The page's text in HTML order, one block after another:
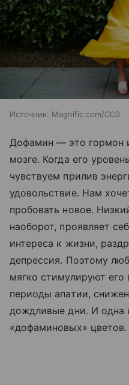
Источник: Magnific.com/CC0
Дофамин — это гормон
мозге. Когда его
чувствуем прилив
удовольствие. Нам
пробовать новое.
наоборот, проявляет
интереса к жизни,
депрессия. Поэтому
мягко стимулируют его
периоды апатии,
дождливые дни. И одна
«дофаминовых» цветов.